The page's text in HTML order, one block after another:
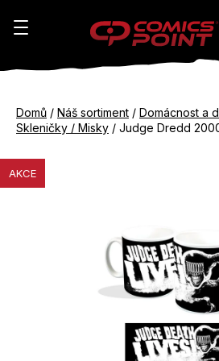
Domů / Náš sortiment / Domácnost a
Skleničky / Misky / Judge Dredd
AKCE
K
k
do
do
C
o